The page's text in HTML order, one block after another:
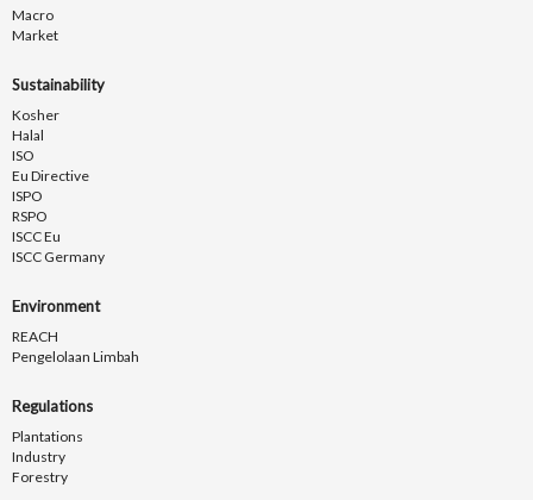
Macro
Market
Sustainability
Kosher
Halal
ISO
Eu Directive
ISPO
RSPO
ISCC Eu
ISCC Germany
Environment
REACH
Pengelolaan Limbah
Regulations
Plantations
Industry
Forestry